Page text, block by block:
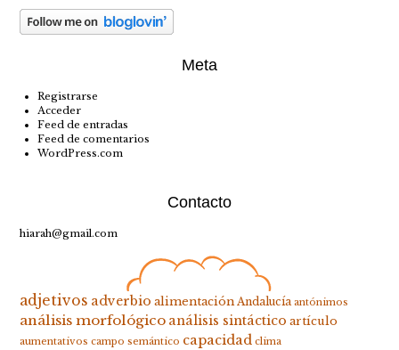
Meta
Registrarse
Acceder
Feed de entradas
Feed de comentarios
WordPress.com
Contacto
hiarah@gmail.com
adjetivos adverbio alimentación Andalucía antónimos
análisis morfológico análisis sintáctico artículo
aumentativos campo semántico capacidad clima